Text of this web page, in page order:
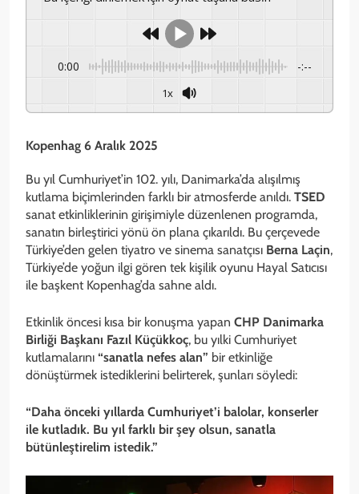
0:00 -:--
1x
Kopenhag 6 Aralık 2025
Bu yıl Cumhuriyet’in 102. yılı, Danimarka’da alışılmış
kutlama biçimlerinden farklı bir atmosferde anıldı. TSED
sanat etkinliklerinin girişimiyle düzenlenen programda,
sanatın birleştirici yönü ön plana çıkarıldı. Bu çerçevede
Türkiye’den gelen tiyatro ve sinema sanatçısı Berna Laçin,
Türkiye’de yoğun ilgi gören tek kişilik oyunu Hayal Satıcısı
ile başkent Kopenhag’da sahne aldı.
Etkinlik öncesi kısa bir konuşma yapan CHP Danimarka
Birliği Başkanı Fazıl Küçükkoç, bu yılki Cumhuriyet
kutlamalarını “sanatla nefes alan” bir etkinliğe
dönüştürmek istediklerini belirterek, şunları söyledi:
“Daha önceki yıllarda Cumhuriyet’i balolar, konserler
ile kutladık. Bu yıl farklı bir şey olsun, sanatla
bütünleştirelim istedik.”